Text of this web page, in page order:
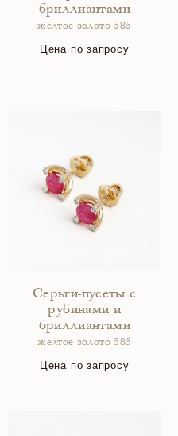
бриллиантами
желтое золото 585
Цена по запросу
Серьги-пусеты с
рубинами и
бриллиантами
желтое золото 585
Цена по запросу